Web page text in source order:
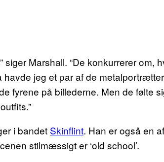
siger Marshall. “De konkurrerer om,
jeg et par af de
fyrene på billederne. Men de følte
i bandet Skinflint. Han er også en
stilmæssigt er ‘old school’.